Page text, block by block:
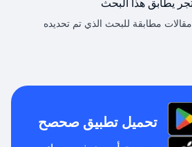
تحميل تطبيق صحصح